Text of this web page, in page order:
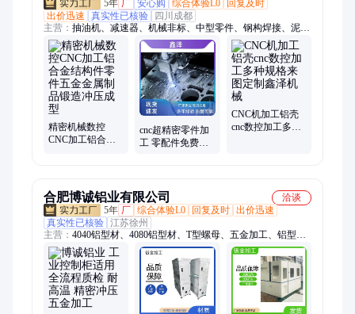
5年 厂 安心购 综合体验L0
回复及时
出价迅速
真实性已核验
四川成都
主营： 抽油机、减速器、机械非标、中型零件、钢构焊接、泥浆
泵配件、碳钢不锈钢、钻井泥浆泵、油泥处理系统
精密机械数控
CNC加工铝合金
cnc超精密零件加
工 零配件免费打
CNC机加工铝壳
cnc数控加工多种
合肥博诚铝业有限公司
洽谈
5年 厂 综合体验L0 回复及时 出价迅速
真实性已核验 江苏徐州
主营： 4040铝型材、4080铝型材、T型螺母、五金加工、铝型材
开模定制、工业设备围栏、流水线工作台、铝型材防护罩